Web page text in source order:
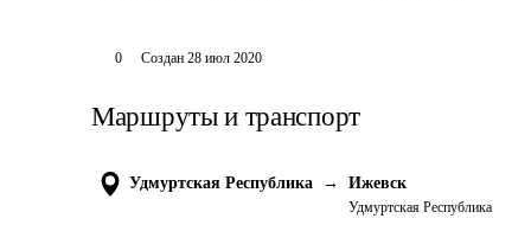
0 Создан 28 июл 2020
Маршруты и транспорт
Удмуртская Республика → Ижевск
Удмуртская Республика